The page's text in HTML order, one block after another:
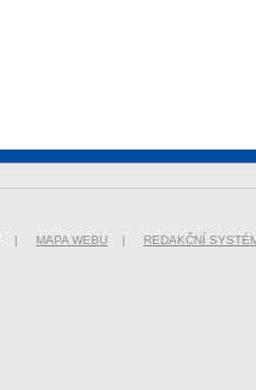
| MAPA WEBU | REDAKČNÍ